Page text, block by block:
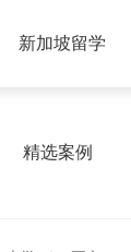
新加坡留学
精选案例